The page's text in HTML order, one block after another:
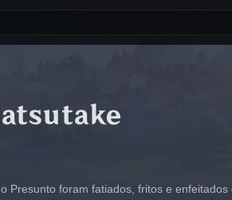
Presunto foram fatiados, fritos e